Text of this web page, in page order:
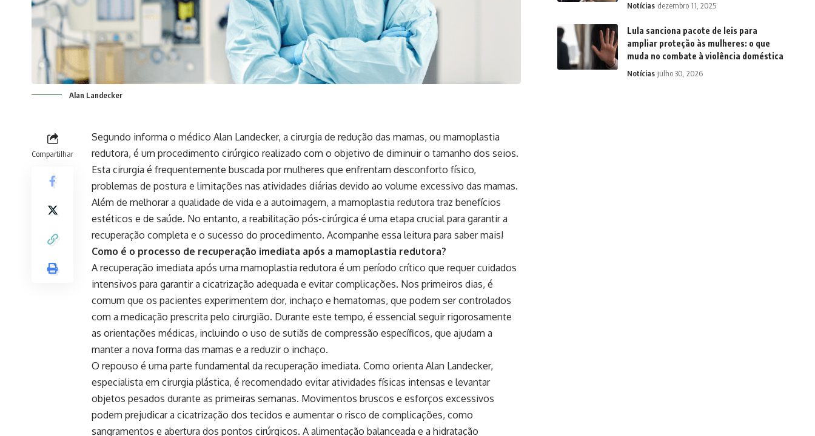
Alan Landecker
Compartilhar
Segundo informa o médico Alan Landecker, a cirurgia de redução das mamas, ou mamoplastia
redutora, é um procedimento cirúrgico realizado com o objetivo de diminuir o tamanho dos seios.
Esta cirurgia é frequentemente buscada por mulheres que enfrentam desconforto físico,
problemas de postura e limitações nas atividades diárias devido ao volume excessivo das mamas.
Além de melhorar a qualidade de vida e a autoimagem, a mamoplastia redutora traz benefícios
estéticos e de saúde. No entanto, a reabilitação pós-cirúrgica é uma etapa crucial para garantir a
recuperação completa e o sucesso do procedimento. Acompanhe essa leitura para saber mais!
Como é o processo de recuperação imediata após a mamoplastia redutora?
A recuperação imediata após uma mamoplastia redutora é um período crítico que requer cuidados
intensivos para garantir a cicatrização adequada e evitar complicações. Nos primeiros dias, é
comum que os pacientes experimentem dor, inchaço e hematomas, que podem ser controlados
com a medicação prescrita pelo cirurgião. Durante este tempo, é essencial seguir rigorosamente
as orientações médicas, incluindo o uso de sutiãs de compressão específicos, que ajudam a
manter a nova forma das mamas e a reduzir o inchaço.
O repouso é uma parte fundamental da recuperação imediata. Como orienta Alan Landecker,
especialista em cirurgia plástica, é recomendado evitar atividades físicas intensas e levantar
objetos pesados durante as primeiras semanas. Movimentos bruscos e esforços excessivos
podem prejudicar a cicatrização dos tecidos e aumentar o risco de complicações, como
sangramentos e abertura dos pontos cirúrgicos. A alimentação balanceada e a hidratação
Notícias dezembro 11, 2025
Lula sanciona pacote de leis para
ampliar proteção às mulheres: o que
muda no combate à violência doméstica
Notícias julho 30, 2026